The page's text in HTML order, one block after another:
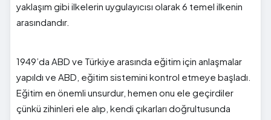
yaklaşım gibi ilkelerin uygulayıcısı olarak 6 temel ilkenin
arasındandır.
1949’da ABD ve Türkiye arasında eğitim için anlaşmalar
yapıldı ve ABD, eğitim sistemini kontrol etmeye başladı.
Eğitim en önemli unsurdur, hemen onu ele geçirdiler
çünkü zihinleri ele alıp, kendi çıkarları doğrultusunda